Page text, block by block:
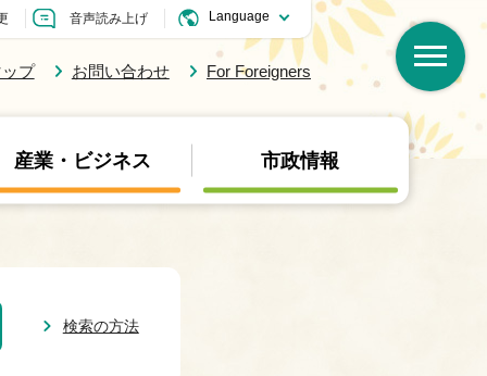
音声読み上げ
プ お問い合わせ For Foreigners
産業・ビジネス 市政情報
検索の方法